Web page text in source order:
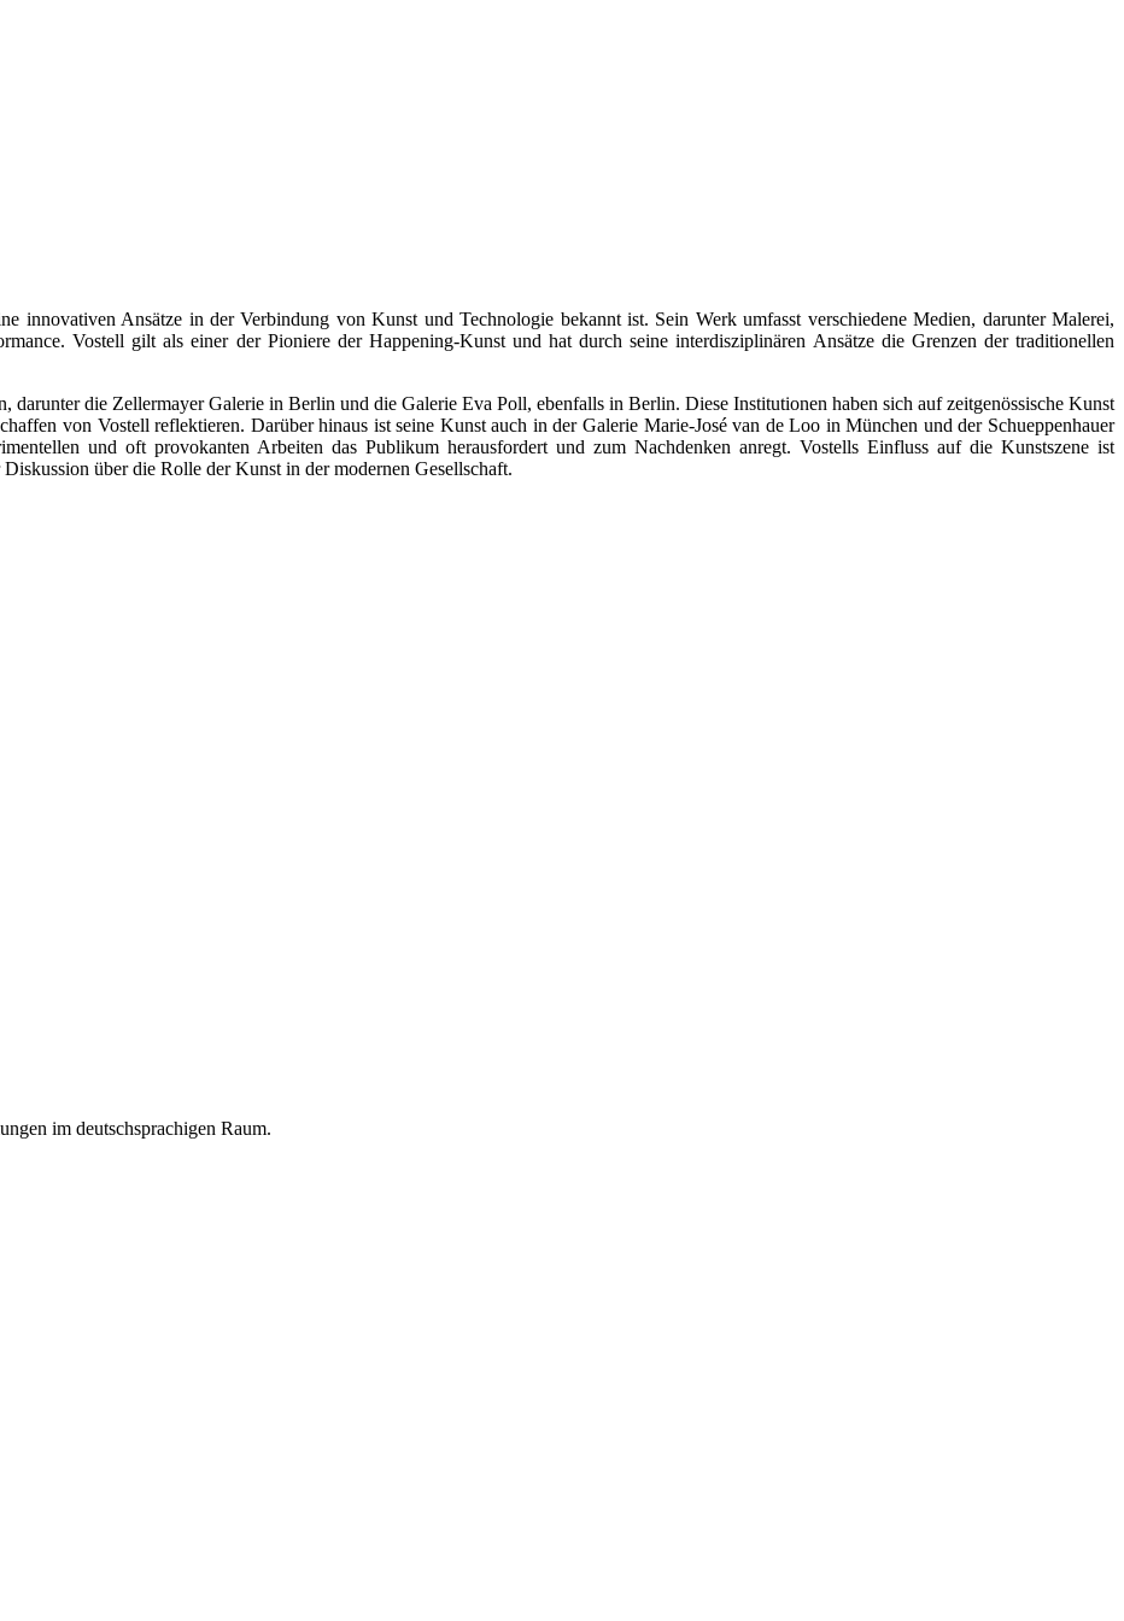
innovativen Ansätze in der Verbindung von Kunst und Technologie bekannt ist. Sein Werk umfasst verschiedene Medien, darunter Malerei,
Vostell gilt als einer der Pioniere der Happening-Kunst und hat durch seine interdisziplinären Ansätze die Grenzen der traditionellen
darunter die Zellermayer Galerie in Berlin und die Galerie Eva Poll, ebenfalls in Berlin. Diese Institutionen haben sich auf zeitgenössische Kunst
von Vostell reflektieren. Darüber hinaus ist seine Kunst auch in der Galerie Marie-José van de Loo in München und der Schueppenhauer
und oft provokanten Arbeiten das Publikum herausfordert und zum Nachdenken anregt. Vostells Einfluss auf die Kunstszene ist
über die Rolle der Kunst in der modernen Gesellschaft.
im deutschsprachigen Raum.